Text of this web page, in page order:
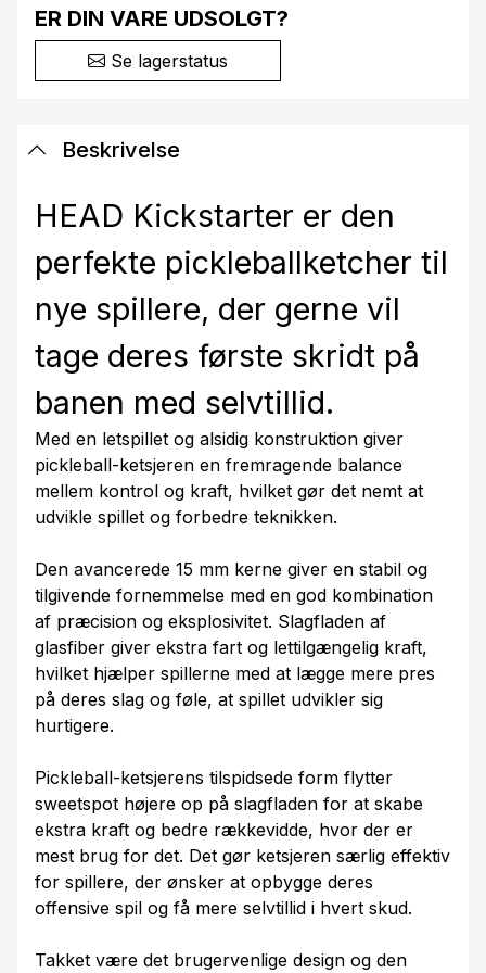
ER DIN VARE UDSOLGT?
Se lagerstatus
Beskrivelse
HEAD Kickstarter er den
perfekte pickleballketcher til
nye spillere, der gerne vil
tage deres første skridt på
banen med selvtillid.
Med en letspillet og alsidig konstruktion giver
pickleball-ketsjeren en fremragende balance
mellem kontrol og kraft, hvilket gør det nemt at
udvikle spillet og forbedre teknikken.
Den avancerede 15 mm kerne giver en stabil og
tilgivende fornemmelse med en god kombination
af præcision og eksplosivitet. Slagfladen af
glasfiber giver ekstra fart og lettilgængelig kraft,
hvilket hjælper spillerne med at lægge mere pres
på deres slag og føle, at spillet udvikler sig
hurtigere.
Pickleball-ketsjerens tilspidsede form flytter
sweetspot højere op på slagfladen for at skabe
ekstra kraft og bedre rækkevidde, hvor der er
mest brug for det. Det gør ketsjeren særlig effektiv
for spillere, der ønsker at opbygge deres
offensive spil og få mere selvtillid i hvert skud.
Takket være det brugervenlige design og den